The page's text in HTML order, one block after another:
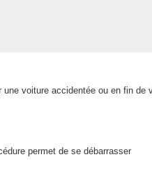
voiture accidentée ou en fin
permet de se débarrasser